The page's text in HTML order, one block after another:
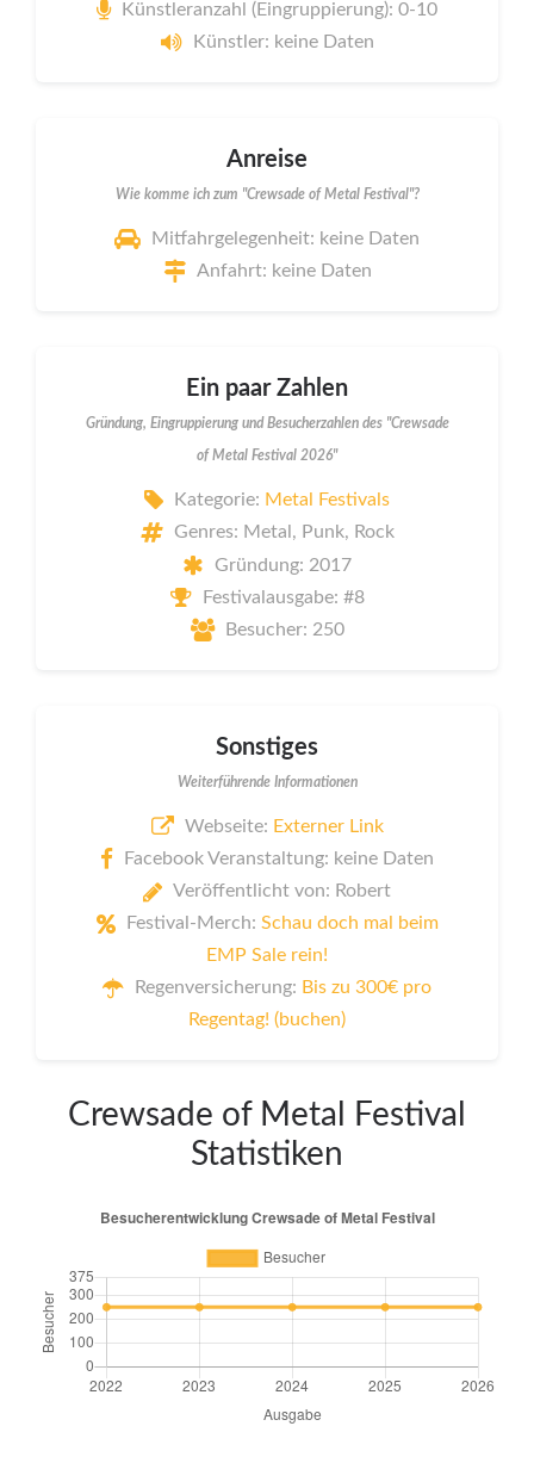
Künstleranzahl (Eingruppierung): 0-10
Künstler: keine Daten
Anreise
Wie komme ich zum "Crewsade of Metal Festival"?
Mitfahrgelegenheit: keine Daten
Anfahrt: keine Daten
Ein paar Zahlen
Gründung, Eingruppierung und Besucherzahlen des "Crewsade
of Metal Festival 2026"
Kategorie: Metal Festivals
Genres: Metal, Punk, Rock
Gründung: 2017
Festivalausgabe: #8
Besucher: 250
Sonstiges
Weiterführende Informationen
Webseite: Externer Link
Facebook Veranstaltung: keine Daten
Veröffentlicht von: Robert
Festival-Merch: Schau doch mal beim
EMP Sale rein!
Regenversicherung: Bis zu 300€ pro
Regentag! (buchen)
Crewsade of Metal Festival
Statistiken